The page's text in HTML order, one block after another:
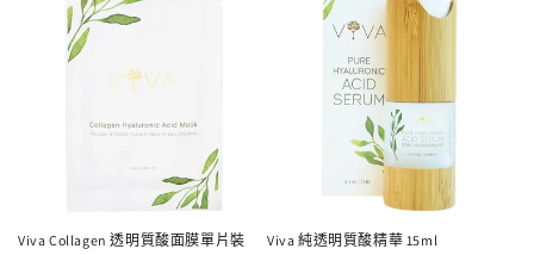
Viva Collagen 透明質酸面膜單片裝 Viva 純透明質酸精華 15ml